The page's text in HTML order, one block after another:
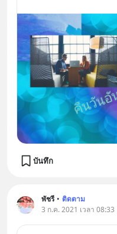
บันทึก
พัชรี • ติดตาม
3 ก.ค. 2021 เวลา 08:33